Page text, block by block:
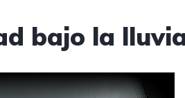
bajo la